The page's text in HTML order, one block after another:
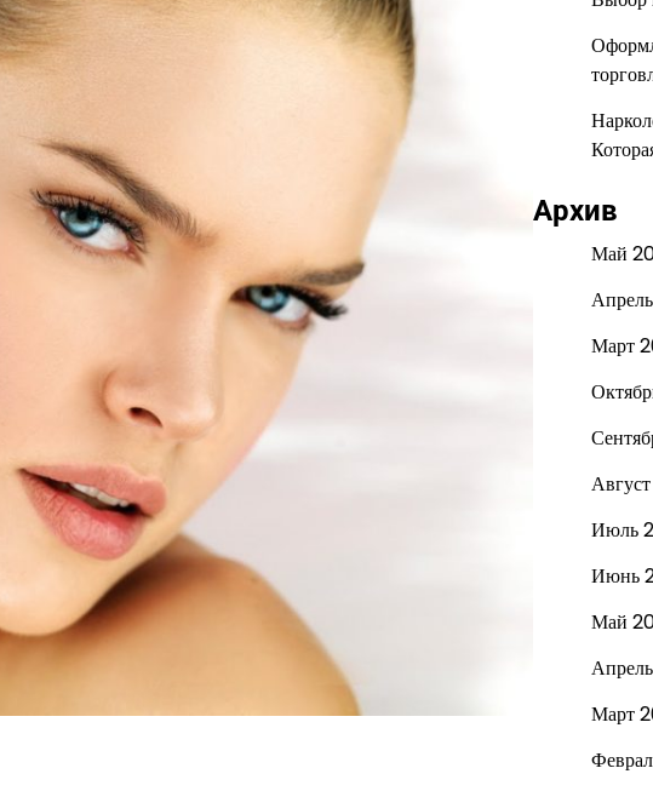
Архив
Май
Март
Июль
Июнь
Май
Март